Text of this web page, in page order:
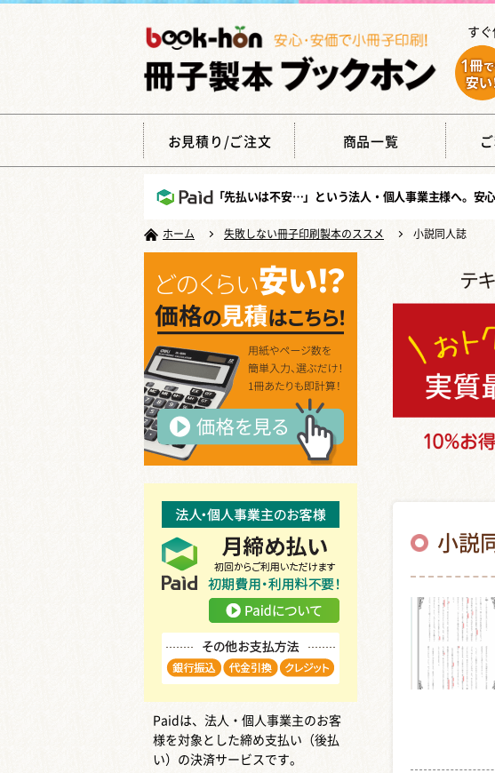
す
お見積り/ご注文 商品一覧
「先払いは不安…」という法人・個人事業主様へ。安
ホーム 失敗しない冊子印刷製本のススメ 小説同人誌
Paidは、法人・個人事業主のお客
様を対象とした締め支払い（後払
い）の決済サービスです。
小説